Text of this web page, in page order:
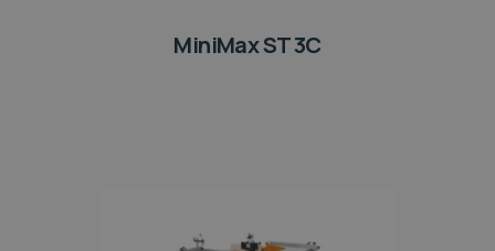
MiniMax ST 3C